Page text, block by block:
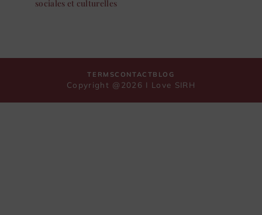
sociales et culturelles
TERMSCONTACTBLOG
Copyright @2026 I Love SIRH